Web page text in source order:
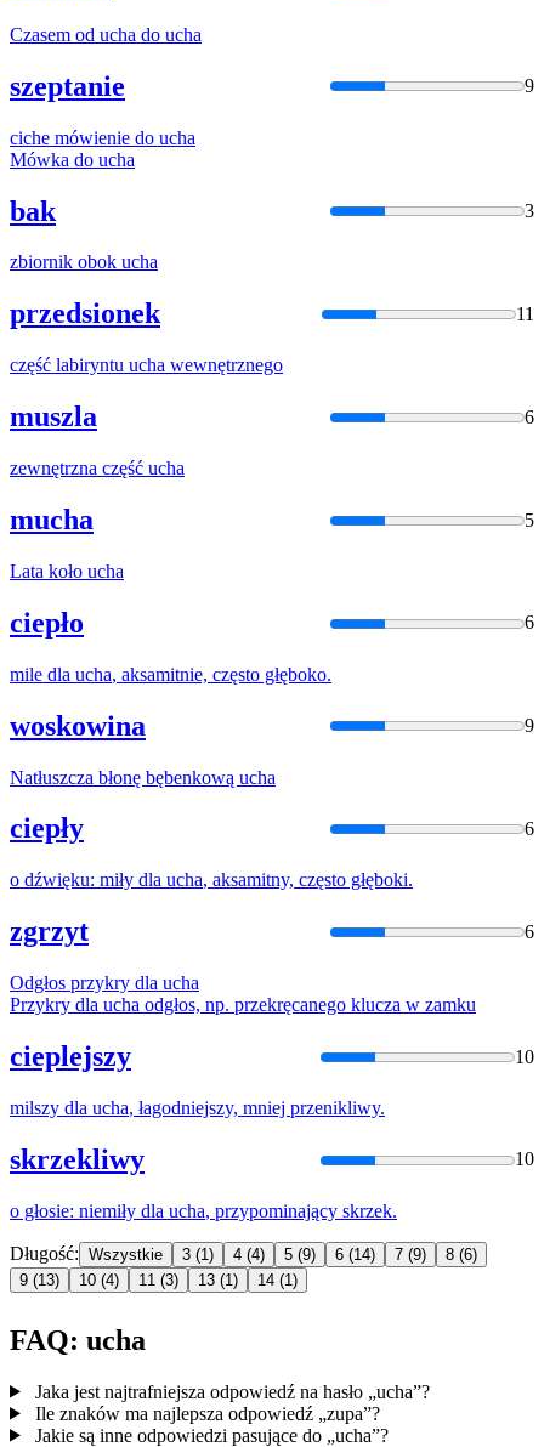
Czasem od ucha do ucha
szeptanie 9
ciche mówienie do ucha
Mówka do ucha
bak 3
zbiornik obok ucha
przedsionek 11
część labiryntu ucha wewnętrznego
muszla 6
zewnętrzna część ucha
mucha 5
Lata koło ucha
ciepło 6
mile dla ucha, aksamitnie, często głęboko.
woskowina 9
Natłuszcza błonę bębenkową ucha
ciepły 6
o dźwięku: miły dla ucha, aksamitny, często głęboki.
zgrzyt 6
Odgłos przykry dla ucha
Przykry dla ucha odgłos, np. przekręcanego klucza w zamku
cieplejszy 10
milszy dla ucha, łagodniejszy, mniej przenikliwy.
skrzekliwy 10
o głosie: niemiły dla ucha, przypominający skrzek.
Długość: Wszystkie 3 (1) 4 (4) 5 (9) 6 (14) 7 (9) 8 (6)
9 (13) 10 (4) 11 (3) 13 (1) 14 (1)
FAQ: ucha
Jaka jest najtrafniejsza odpowiedź na hasło „ucha”?
Ile znaków ma najlepsza odpowiedź „zupa”?
Jakie są inne odpowiedzi pasujące do „ucha”?